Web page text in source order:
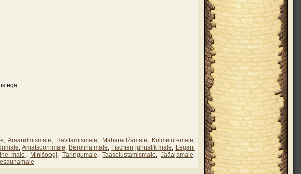
,Äraandmismale, Hävitamismale, Maharadžamale, Kolmetulemale,
,Amatsoonimale, Berolina male, Fischeri juhuslik male, Legani
male, Minišoogi, Täringumale,Taaselustamismale,Jääajamale,